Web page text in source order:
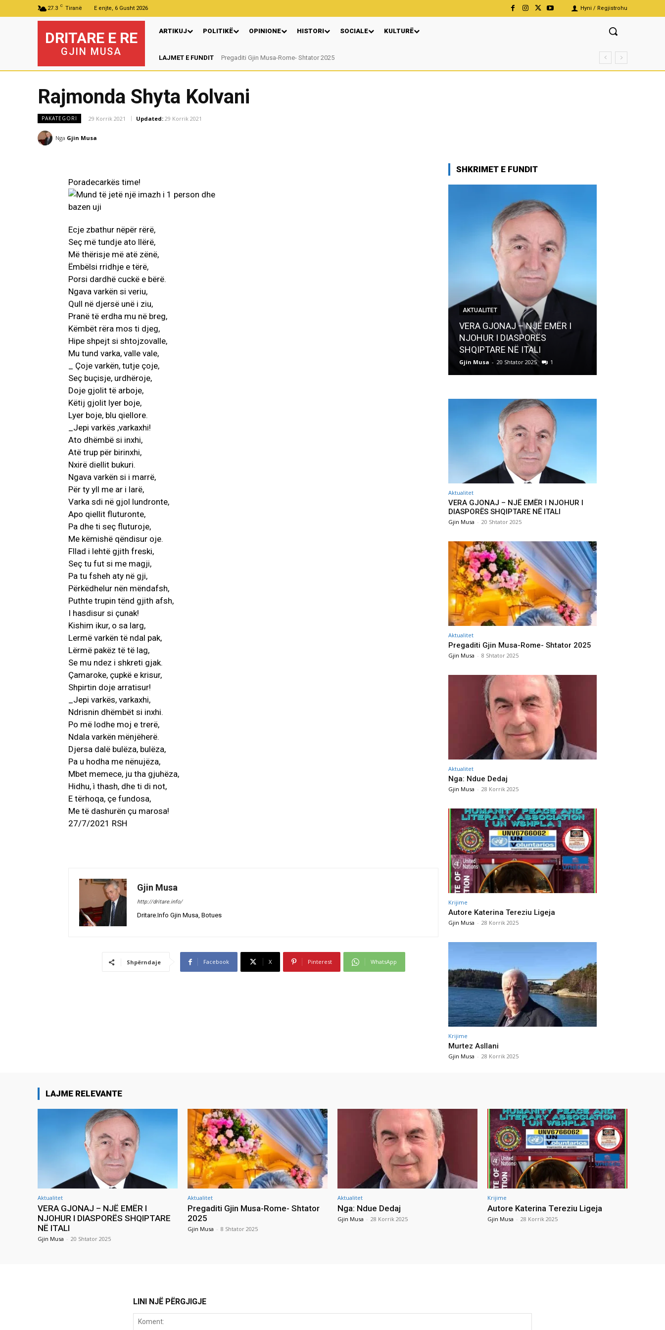
27.3 C Tiranë E enjte, 6 Gusht 2026 Hyni / Regjistrohu
DRITARE E RE
GJIN MUSA
ARTIKUJ POLITIKË OPINIONE HISTORI SOCIALE KULTURË
LAJMET E FUNDIT Pregaditi Gjin Musa-Rome- Shtator 2025
Nga: Ndue Dedaj
Rajmonda Shyta Kolvani
PAKATEGORI 29 Korrik 2021 Updated: 29 Korrik 2021
Nga Gjin Musa
Poradecarkës time!
Ecje zbathur nëpër rërë,
Seç më tundje ato llërë,
Më thërisje më atë zënë,
Ëmbëlsi rridhje e tërë,
Porsi dardhë cuckë e bërë.
Ngava varkën si veriu,
Qull në djersë unë i ziu,
Pranë të erdha mu në breg,
Këmbët rëra mos ti djeg,
Hipe shpejt si shtojzovalle,
Mu tund varka, valle vale,
_ Çoje varkën, tutje çoje,
Seç buçisje, urdhëroje,
Doje gjolit të arboje,
Këtij gjolit lyer boje,
Lyer boje, blu qiellore.
_Jepi varkës ,varkaxhi!
Ato dhëmbë si inxhi,
Atë trup për birinxhi,
Nxirë diellit bukuri.
Ngava varkën si i marrë,
Për ty yll me ar i larë,
Varka sdi në gjol lundronte,
Apo qiellit fluturonte,
Pa dhe ti seç fluturoje,
Me këmishë qëndisur oje.
Fllad i lehtë gjith freski,
Seç tu fut si me magji,
Pa tu fsheh aty në gji,
Përkëdhelur nën mëndafsh,
Puthte trupin tënd gjith afsh,
I hasdisur si çunak!
Kishim ikur, o sa larg,
Lermë varkën të ndal pak,
Lërmë pakëz të të lag,
Se mu ndez i shkreti gjak.
Çamaroke, çupkë e krisur,
Shpirtin doje arratisur!
_Jepi varkës, varkaxhi,
Ndrisnin dhëmbët si inxhi.
Po më lodhe moj e trerë,
Ndala varkën mënjëherë.
Djersa dalë bulëza, bulëza,
Pa u hodha me nënujëza,
Mbet memece, ju tha gjuhëza,
Hidhu, ì thash, dhe ti di not,
E tërhoqa, çe fundosa,
Me të dashurën çu marosa!
27/7/2021 RSH
Gjin Musa
http://dritare.info/
Dritare.Info Gjin Musa, Botues
Shpërndaje Facebook X Pinterest WhatsApp
SHKRIMET E FUNDIT
AKTUALITET
VERA GJONAJ – NJË EMËR I
NJOHUR I DIASPORËS
SHQIPTARE NË ITALI
Gjin Musa - 20 Shtator 2025 1
Aktualitet
VERA GJONAJ – NJË EMËR I NJOHUR I
DIASPORËS SHQIPTARE NË ITALI
Gjin Musa - 20 Shtator 2025
Aktualitet
Pregaditi Gjin Musa-Rome- Shtator 2025
Gjin Musa - 8 Shtator 2025
Aktualitet
Nga: Ndue Dedaj
Gjin Musa - 28 Korrik 2025
Krijime
Autore Katerina Tereziu Ligeja
Gjin Musa - 28 Korrik 2025
Krijime
Murtez Asllani
Gjin Musa - 28 Korrik 2025
LAJME RELEVANTE
Aktualitet
VERA GJONAJ – NJË EMËR I
NJOHUR I DIASPORËS SHQIPTARE
NË ITALI
Gjin Musa - 20 Shtator 2025
Aktualitet
Pregaditi Gjin Musa-Rome- Shtator
2025
Gjin Musa - 8 Shtator 2025
Aktualitet
Nga: Ndue Dedaj
Gjin Musa - 28 Korrik 2025
Krijime
Autore Katerina Tereziu Ligeja
Gjin Musa - 28 Korrik 2025
LINI NJË PËRGJIGJE